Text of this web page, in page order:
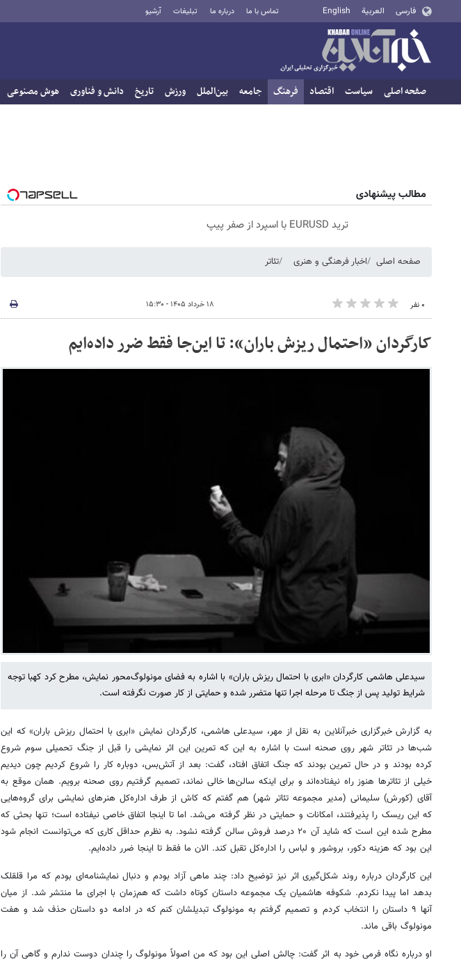
فارسی العربية English تماس با ما درباره ما تبلیغات آرشیو
صفحه اصلی سیاست اقتصاد فرهنگ جامعه بین‌الملل ورزش تاریخ دانش و فناوری هوش مصنوعی
مطالب پیشنهادی
ترید EURUSD با اسپرد از صفر پیپ
صفحه اصلی اخبار فرهنگی و هنری تئاتر
۰ نفر ۱۸ خرداد ۱۴۰۵ - ۱۵:۳۰
کارگردان «احتمال ریزش باران»: تا این‌جا فقط ضرر داده‌ایم
سیدعلی هاشمی کارگردان «ابری با احتمال ریزش باران» با اشاره به فضای مونولوگ‌محور نمایش، مطرح کرد کهبا توجه
شرایط تولید پس از جنگ تا مرحله اجرا تنها متضرر شده و حمایتی از کار صورت نگرفته است.
به گزارش خبرگزاری خبرآنلاین به نقل از مهر، سیدعلی هاشمی، کارگردان نمایش «ابری با احتمال ریزش باران» که این
شب‌ها در تئاتر شهر روی صحنه است با اشاره به این که تمرین این اثر نمایشی را قبل از جنگ تحمیلی سوم شروع
کرده بودند و در حال تمرین بودند که جنگ اتفاق افتاد، گفت: بعد از آتش‌بس، دوباره کار را شروع کردیم چون دیدیم
خیلی از تئاترها هنوز راه نیفتاده‌اند و برای اینکه سالن‌ها خالی نماند، تصمیم گرفتیم روی صحنه برویم. همان موقع به
آقای (کورش) سلیمانی (مدیر مجموعه تئاتر شهر) هم گفتم که کاش از طرف اداره‌کل هنرهای نمایشی برای گروه‌هایی
که این ریسک را پذیرفتند، امکانات و حمایتی در نظر گرفته می‌شد. اما تا اینجا اتفاق خاصی نیفتاده است؛ تنها بحثی که
مطرح شده این است که شاید آن ۲۰ درصد فروش سالن گرفته نشود. به نظرم حداقل کاری که می‌توانست انجام شود
این بود که هزینه دکور، بروشور و لباس را اداره‌کل تقبل کند. الان ما فقط تا اینجا ضرر داده‌ایم.
این کارگردان درباره روند شکل‌گیری اثر نیز توضیح داد: چند ماهی آزاد بودم و دنبال نمایشنامه‌ای بودم که مرا قلقلک
بدهد اما پیدا نکردم. شکوفه هاشمیان یک مجموعه داستان کوتاه داشت که هم‌زمان با اجرای ما منتشر شد. از میان
آنها ۹ داستان را انتخاب کردم و تصمیم گرفتم به مونولوگ تبدیلشان کنم که در ادامه دو داستان حذف شد و هفت
مونولوگ باقی ماند.
او درباره نگاه فرمی خود به اثر گفت: چالش اصلی این بود که من اصولاً مونولوگ را چندان دوست ندارم و گاهی آن را